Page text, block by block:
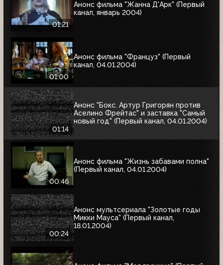
01:21
Анонс фильма "Жанна Д'Арк" (Первый
канал, январь 2004)
01:00
Анонс фильма "Француз" (Первый
канал, 04.01.2004)
01:14
Анонс "Бокс. Артур Григорян против
Аселино Фрейтас" и заставка "Самый
новый год" (Первый канал, 04.01.2004)
00:46
Анонс фильма "Жизнь забавами полна"
(Первый канал, 04.01.2004)
00:24
Анонс мультсериала "Золотые годы
Микки Мауса" (Первый канал,
18.01.2004)